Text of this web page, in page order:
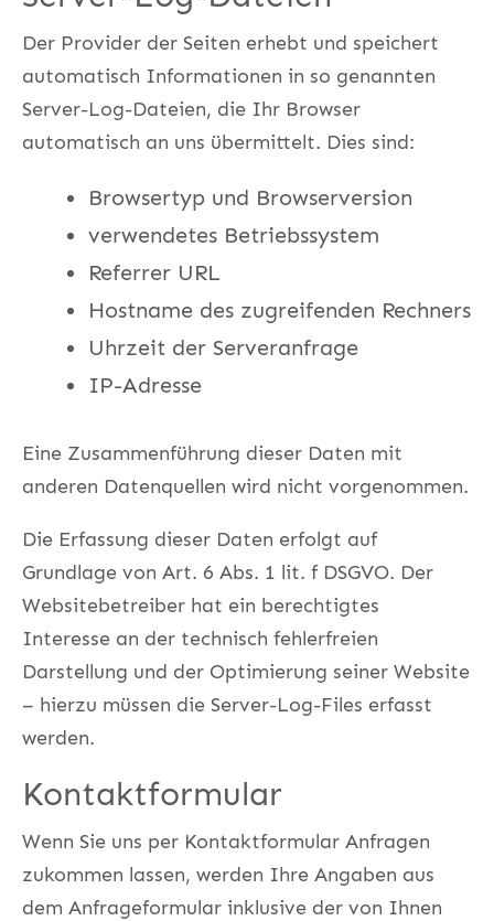
Der Provider der Seiten erhebt und speichert
automatisch Informationen in so genannten
Server-Log-Dateien, die Ihr Browser
automatisch an uns übermittelt. Dies sind:
Browsertyp und Browserversion
verwendetes Betriebssystem
Referrer URL
Hostname des zugreifenden Rechners
Uhrzeit der Serveranfrage
IP-Adresse
Eine Zusammenführung dieser Daten mit
anderen Datenquellen wird nicht vorgenommen.
Die Erfassung dieser Daten erfolgt auf
Grundlage von Art. 6 Abs. 1 lit. f DSGVO. Der
Websitebetreiber hat ein berechtigtes
Interesse an der technisch fehlerfreien
Darstellung und der Optimierung seiner Website
– hierzu müssen die Server-Log-Files erfasst
werden.
Kontaktformular
Wenn Sie uns per Kontaktformular Anfragen
zukommen lassen, werden Ihre Angaben aus
dem Anfrageformular inklusive der von Ihnen